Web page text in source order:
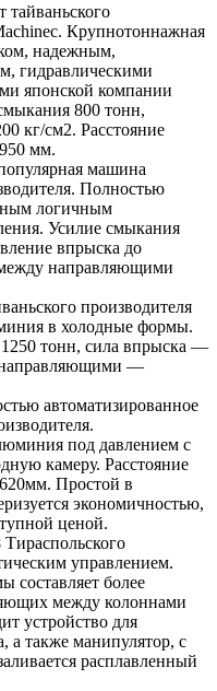
тайваньского
Крупнотоннажная
надежным,
гидравлическими
японской компании
800 тонн,
кг/см2. Расстояние
мм.
машина
Полностью
логичным
Усилие смыкания
впрыска до
направляющими
производителя
в холодные формы.
1250 тонн, сила впрыска —
направляющими —
автоматизированное
под давлением с
камеру. Расстояние
Простой в
экономичностью,
ценой.
Тираспольского
управлением.
составляет более
между колоннами
устройство для
а также манипулятор, с
расплавленный